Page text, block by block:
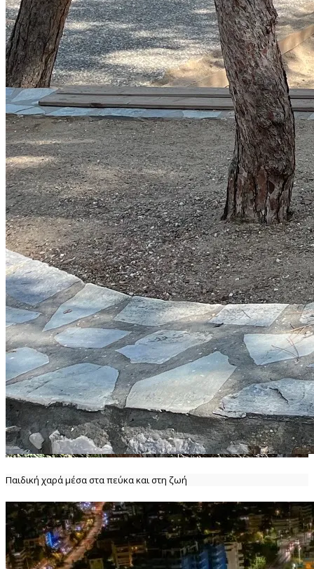
Παιδική χαρά μέσα στα πεύκα και στη ζωή